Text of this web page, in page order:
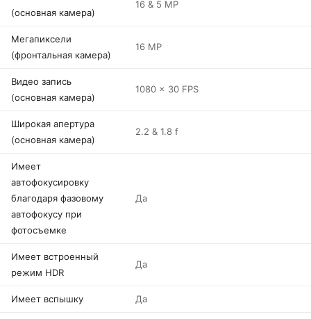
(основная камера)
16 & 5 MP
Мегапиксели
(фронтальная камера)
16 MP
Видео запись
(основная камера)
1080 x 30 FPS
Широкая апертура
(основная камера)
2.2 & 1.8 f
Имеет
автофокусировку
благодаря фазовому
автофокусу при
фотосъемке
Да
Имеет встроенный
режим HDR
Да
Имеет вспышку Да